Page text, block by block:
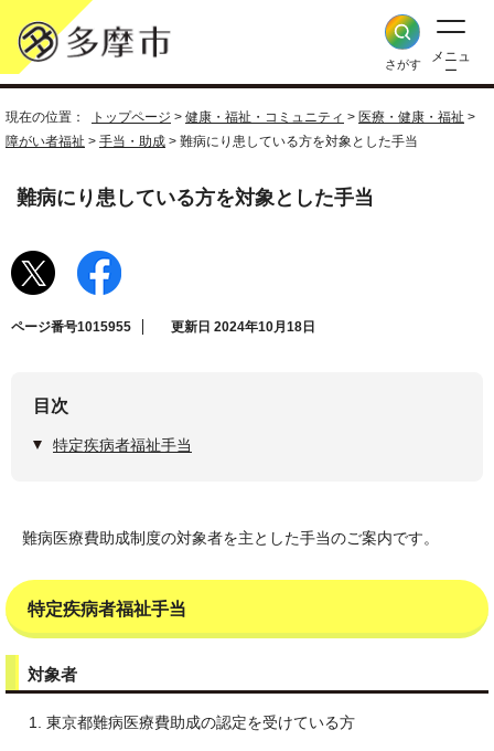
さがす
メニュ
ー
現在の位置： トップページ > 健康・福祉・コミュニティ > 医療・健康・福祉 >
障がい者福祉 > 手当・助成 > 難病にり患している方を対象とした手当
難病にり患している方を対象とした手当
ページ番号1015955 更新日 2024年10月18日
目次
特定疾病者福祉手当
難病医療費助成制度の対象者を主とした手当のご案内です。
特定疾病者福祉手当
対象者
東京都難病医療費助成の認定を受けている方